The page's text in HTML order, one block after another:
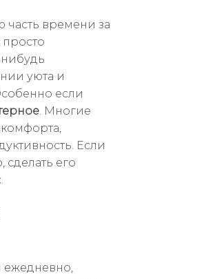
времени за
уюта и
если
. Многие
Если
сделать его
ежедневно,